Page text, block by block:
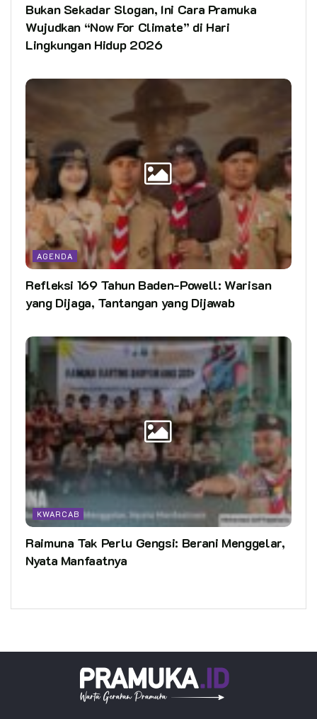
Bukan Sekadar Slogan, Ini Cara Pramuka
Wujudkan “Now For Climate” di Hari
Lingkungan Hidup 2026
AGENDA
Refleksi 169 Tahun Baden-Powell: Warisan
yang Dijaga, Tantangan yang Dijawab
KWARCAB
Raimuna Tak Perlu Gengsi: Berani Menggelar,
Nyata Manfaatnya